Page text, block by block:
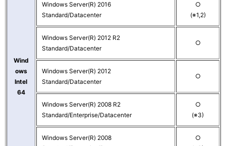
て
い
ンWind
ows
Intel
64
Windows Server(R) 2016
Standard/Datacenter
○
(※1,2)
Windows Server(R) 2012 R2
Standard/Datacenter
○
Windows Server(R) 2012
Standard/Datacenter
○
Windows Server(R) 2008 R2
Standard/Enterprise/Datacenter
○
(※3)
Windows Server(R) 2008
○